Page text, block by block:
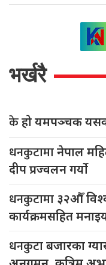
भर्खरै
केहो यमपञ्चक
धनकुटामानेपाल
दीप प्रज्वलन गर्याे
धनकुटामा ३२औँ
कार्यक्रमसहित
धनकुटाबजारका